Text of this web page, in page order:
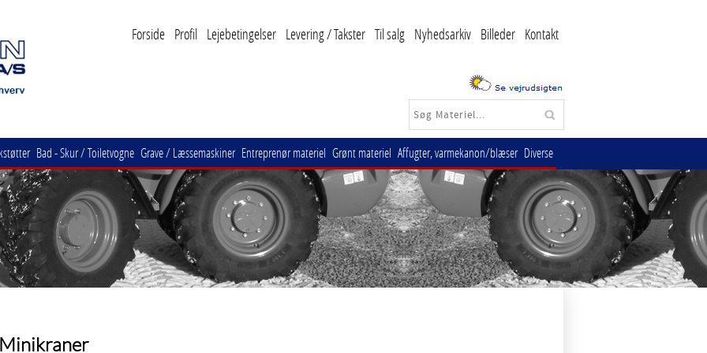
Forside Profil Lejebetingelser Levering / Takster Til salg Nyhedsarkiv Billeder Kontakt
Bad - Skur / Toiletvogne Grave / Læssemaskiner Entreprenør materiel Grønt materiel Affugter, varmekanon/blæser Diverse